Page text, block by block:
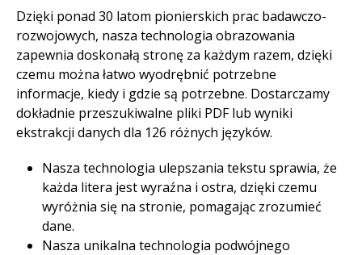
Dzięki ponad 30 latom pionierskich prac badawczo-
rozwojowych, nasza technologia obrazowania
zapewnia doskonałą stronę za każdym razem, dzięki
czemu można łatwo wyodrębnić potrzebne
informacje, kiedy i gdzie są potrzebne. Dostarczamy
dokładnie przeszukiwalne pliki PDF lub wyniki
ekstrakcji danych dla 126 różnych języków. ​
Nasza technologia ulepszania tekstu sprawia, że
każda litera jest wyraźna i ostra, dzięki czemu
wyróżnia się na stronie, pomagając zrozumieć
dane.​
Nasza unikalna technologia podwójnego